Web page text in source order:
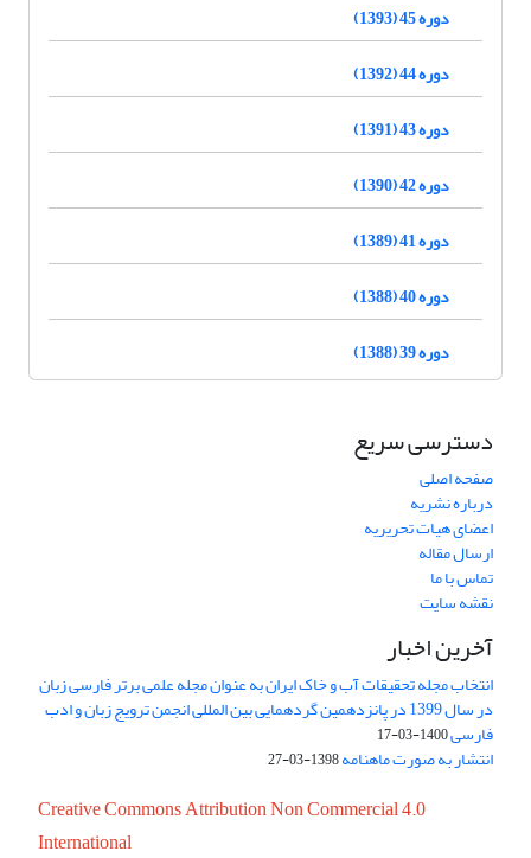
دوره 45 (1393)
دوره 44 (1392)
دوره 43 (1391)
دوره 42 (1390)
دوره 41 (1389)
دوره 40 (1388)
دوره 39 (1388)
دسترسی سریع
صفحه اصلی
درباره نشریه
اعضای هیات تحریریه
ارسال مقاله
تماس با ما
نقشه سایت
آخرین اخبار
انتخاب مجله تحقیقات آب و خاک ایران به عنوان مجله علمی برتر فارسی زبان
در سال 1399 در پانزدهمین گردهمایی بین المللی انجمن ترویج زبان و ادب
فارسی1400-03-17
انتشار به صورت ماهنامه1398-03-27
Creative Commons Attribution Non Commercial 4.0
International